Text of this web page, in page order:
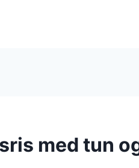
med tun